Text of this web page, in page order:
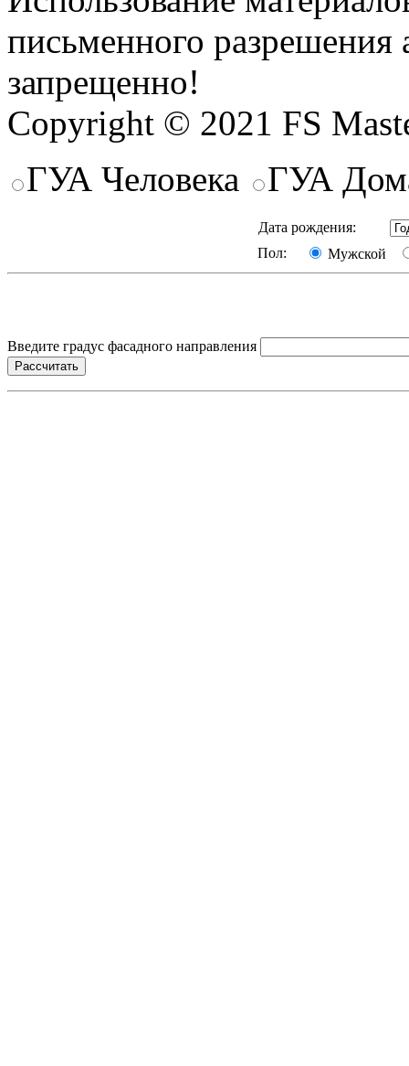
письменного разрешения
запрещенно!
Copyright © 2021 FS
ГУА Человека
ГУА
Дата рождения:
Пол:
Мужской
Введите градус фасадного направления
Рассчитать